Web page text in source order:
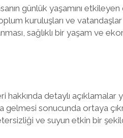
günlük yaşamını
kuruluşları ve vatandaşlar
sağlıklı bir yaşam ve
detaylı açıklamalar
gelmesi sonucunda ortaya
ve suyun etkin bir